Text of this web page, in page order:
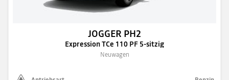
JOGGER PH2
Expression TCe 110 PF 5-sitzig
Neuwagen